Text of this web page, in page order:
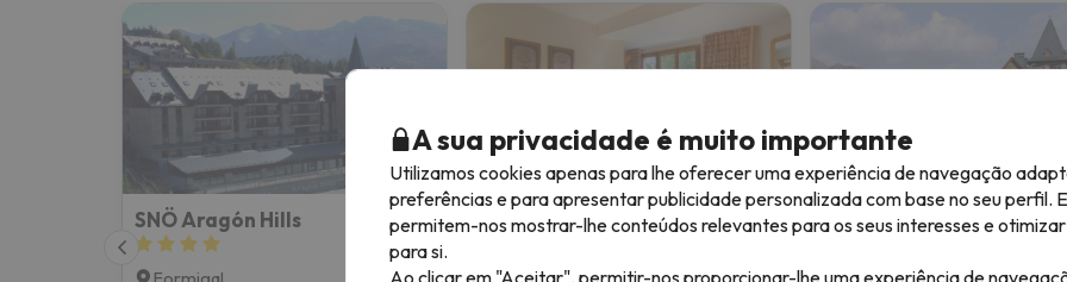
SNÖ Aragón Hills Hotel Nievesol Hotel Saliecho
A sua privacidade é muito importante
Utilizamos cookies apenas para lhe oferecer uma experiência de navegação
preferências e para apresentar publicidade personalizada com base no seu perfil.
permitem-nos mostrar-lhe conteúdos relevantes para os seus interesses e
para si.
Ao clicar em "Aceitar", permitir-nos proporcionar-lhe uma experiência de